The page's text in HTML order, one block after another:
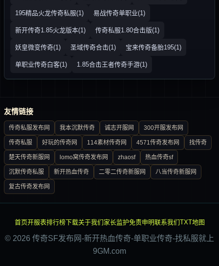
195精品火龙传奇私服(1) 易战传奇单职业(1)
新开传奇1.85火龙版本(1) 传奇私服1.80合击版(1)
妖皇微变传奇(1) 圣域传奇合击(1) 宝来传奇备胎195(1)
单职业传奇白客(1) 1.85合击王者传奇手游(1)
友情链接
传奇私服发布网 我本沉默传奇 诚志开服网 300开服发布网
传奇私服 好玩的传奇网 114素材传奇网 4571传奇发布网 找传奇
楚天传奇新服网 lomo窝传奇发布网 zhaosf 热血传奇sf
沉默传奇私服 新开热血传奇 二零二传奇新服网 八当传奇新服网
复古传奇发布网
首页开服表排行榜下载关于我们 家长监护免责申明联系我们TXT地图
© 2026 传奇SF发布网-新开热血传奇-单职业传奇-找私服就上
9GM.com